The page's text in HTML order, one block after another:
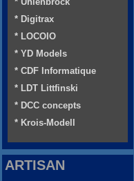
* Digitrax
* LOCOIO
* YD Models
* CDF Informatique
* LDT Littfinski
* DCC concepts
* Krois-Modell
ARTISAN